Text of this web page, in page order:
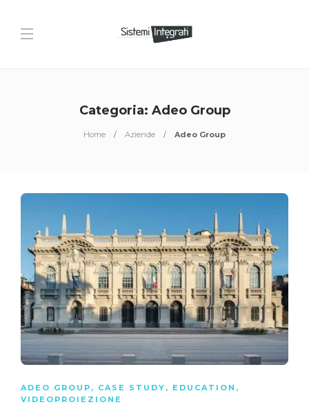
Categoria: Adeo Group
Home Aziende Adeo Group
ADEO GROUP , CASE STUDY , EDUCATION ,
VIDEOPROIEZIONE